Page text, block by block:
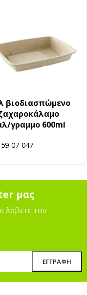
βιοδιασπώμενο
γραμμο 600ml
07-047
μας
λάβετε τον